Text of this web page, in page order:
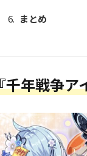
まとめ
千年戦争ア